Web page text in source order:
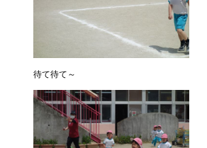
待て待て～